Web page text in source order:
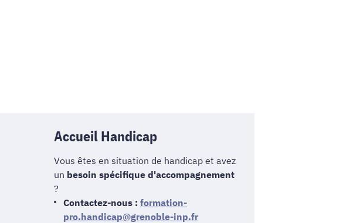
Accueil Handicap
Vous êtes en situation de handicap et avez
un besoin spécifique d'accompagnement
?
Contactez-nous :formation-
pro.handicap@grenoble-inp.fr